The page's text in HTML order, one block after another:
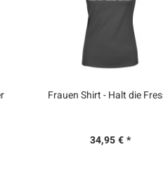
Frauen Shirt - Halt die
34,95 € *